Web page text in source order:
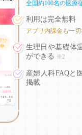
全国約100名の医療
利用は完全無料
アプリ内課金も一切
生理日や基礎体
ができる
※2
産婦人科FAQと
掲載